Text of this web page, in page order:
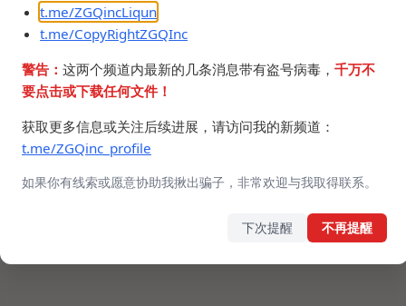
t.me/ZGQincLiqun
t.me/CopyRightZGQInc
警告： 这两个频道内最新的几条消息带有盗号病毒， 千万不
要点击或下载任何文件！
获取更多信息或关注后续进展，请访问我的新频道：
t.me/ZGQinc_profile
如果你有线索或愿意协助我揪出骗子，非常欢迎与我取得联系。
下次提醒 不再提醒